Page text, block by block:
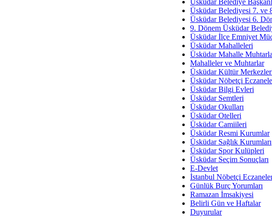
İmar Sorunlarının Genel
Arakan
Bayramın
Ruhsal
Üsküdar
Üsküdar Belediye
Üsküdar Belediyesi 7. ve
Üsküdar Belediyesi 6.
9. Dönem Üsküdar
Üsküdar İlçe Emniyet
Üsküdar Mahalleleri
Üsküdar Mahalle
Mahalleler ve Muhtarlar
Üsküdar Kültür
Üsküdar Nöbetçi
Üsküdar Bilgi Evleri
Üsküdar Semtleri
Üsküdar Okulları
Üsküdar Otelleri
Üsküdar Camiileri
Üsküdar Resmi Kurumlar
Üsküdar Sağlık Kurumları
Üsküdar Spor Kulüpleri
Üsküdar Seçim Sonuçları
E-Devlet
İstanbul Nöbetçi
Günlük Burç Yorumları
Ramazan İmsakiyesi
Belirli Gün ve Haftalar
Duyurular